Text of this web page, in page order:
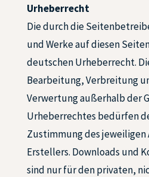
Urheberrecht
Die durch die
und Werke auf diesen
deutschen Urheberrecht.
Bearbeitung, Verbreitung
Verwertung außerhalb der
Urheberrechtes bedürfen
Zustimmung des jeweiligen
Erstellers. Downloads und
sind nur für den privaten,